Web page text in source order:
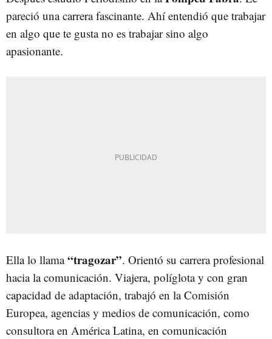
pareció una carrera fascinante. Ahí entendió que trabajar
en algo que te gusta no es trabajar sino algo
apasionante.
Ella lo llama“tragozar”. Orientó su carrera profesional
hacia la comunicación. Viajera, políglota y con gran
capacidad de adaptación, trabajó en la Comisión
Europea, agencias y medios de comunicación, como
consultora en América Latina, en comunicación